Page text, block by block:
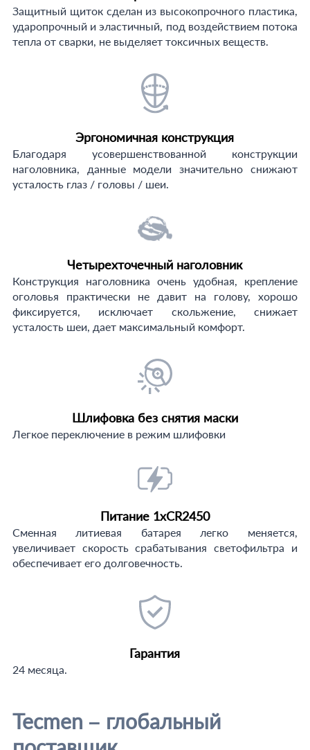
Защитный щиток сделан из высокопрочного пластика,
ударопрочный и эластичный, под воздействием потока
тепла от сварки, не выделяет токсичных веществ.
Эргономичная конструкция
Благодаря усовершенствованной конструкции
наголовника, данные модели значительно снижают
усталость глаз / головы / шеи.
Четырехточечный наголовник
Конструкция наголовника очень удобная, крепление
оголовья практически не давит на голову, хорошо
фиксируется, исключает скольжение, снижает
усталость шеи, дает максимальный комфорт.
Шлифовка без снятия маски
Легкое переключение в режим шлифовки
Питание 1xCR2450
Сменная литиевая батарея легко меняется,
увеличивает скорость срабатывания светофильтра и
обеспечивает его долговечность.
Гарантия
24 месяца.
Tecmen – глобальный